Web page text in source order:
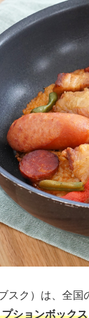
スク）は、全国
ションボックス